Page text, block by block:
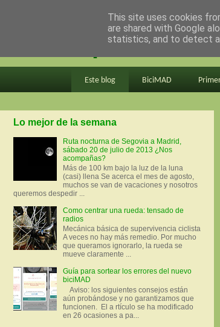
en bici por madrid
Este blog BiciMAD
Lo mejor de la semana
Ruta nocturna de Segovia a Madrid,
sábado 20 de julio de 2013 ¿Nos
acompañas?
Más de 100 km bajo la luz de la luna
(casi) llena Se acerca el mes de agosto,
muchos se van de vacaciones y nosotros
queremos despedir ...
Como centrar una rueda: tensado de
radios
Mecánica básica de supervivencia ciclista
A veces no hay más remedio. Por mucho
que queramos ignorarlo, la rueda se
mueve claramente ...
Guía para sortear los errores del nuevo
biciMAD
Aviso: los siguientes consejos están
aún probándose y no garantizamos que
funcionen. El a rtículo se ha modificado
en 26 ocasiones a pa...
This site uses cookies
are shared with Google
statistics, and to detect